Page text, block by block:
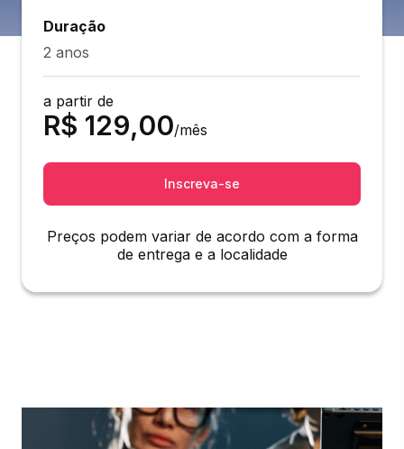
Duração
2 anos
a partir de
R$ 129,00/mês
Inscreva-se
Preços podem variar de acordo com a forma
de entrega e a localidade